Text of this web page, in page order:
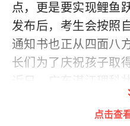
点，更是要实现鲤鱼
发布后，考生会按照
通知书也正从四面八
长们为了庆祝孩子取
被清华录取，这一消
子中的一个大老板认
点击查